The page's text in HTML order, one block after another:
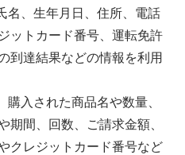
名、生年月日、住所、電話
ットカード番号、運転免許
到達結果などの情報を利用
入された商品名や数量、
期間、回数、ご請求金額、
クレジットカード番号など